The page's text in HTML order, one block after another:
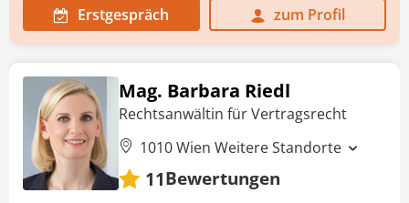
Erstgespräch zum Profil
Mag. Barbara Riedl
Rechtsanwältin für Vertragsrecht
1010 Wien Weitere Standorte
11Bewertungen